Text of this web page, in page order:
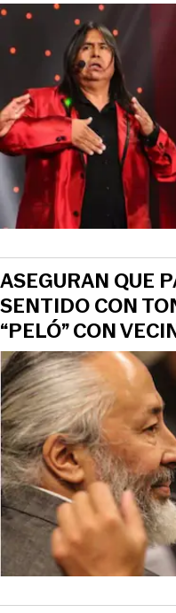
ASEGURAN QUE
SENTIDO CON
“PELÓ” CON